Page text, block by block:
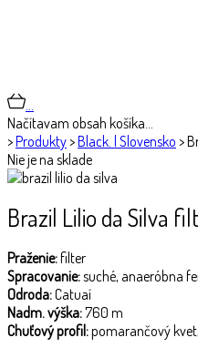
…
Načítavam obsah košíka…
>Produkty>Black. | Slovensko >
Nie je na sklade
Brazil Lilio da Silva
Praženie:filter
Spracovanie:suché, anaeróbna
Odroda:Catuaí
Nadm. výška:760 m
Chuťový profil:pomarančový